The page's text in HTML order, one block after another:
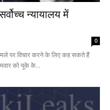
न्यायालय में
0
पर विचार करने के लिए कह सकते हैं
को यूके के...